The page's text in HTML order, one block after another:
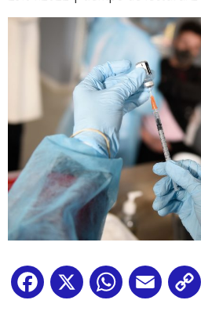
Facebook
X WhatsApp
Email